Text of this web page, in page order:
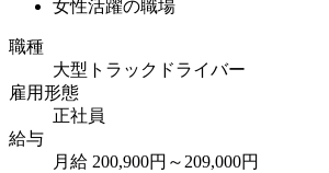
女性活躍の職場
職種
大型トラックドライバー
雇用形態
正社員
給与
月給 200,900円～209,000円